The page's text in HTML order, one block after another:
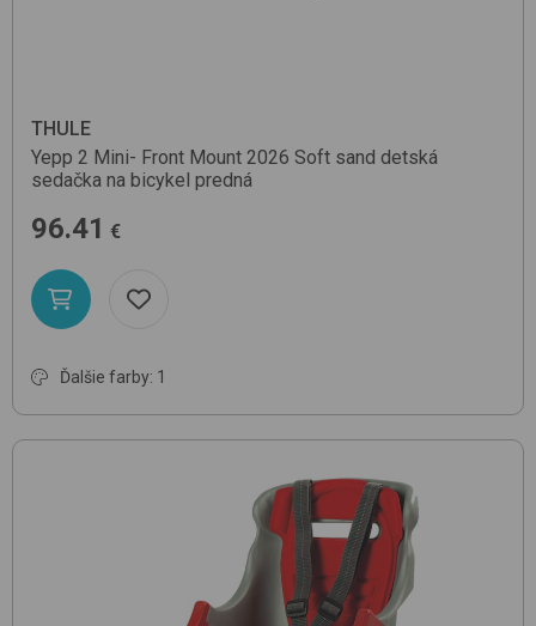
THULE
Yepp 2 Mini- Front Mount 2026 Soft sand detská
sedačka na bicykel predná
96.41 €
Ďalšie farby: 1